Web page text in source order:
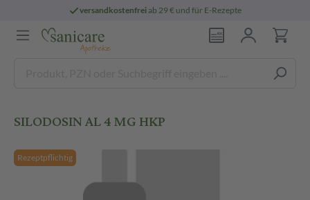
versandkostenfreiab 29 € und für E-Rezepte
SILODOSIN AL 4 MG HKP
Rezeptpflichtig